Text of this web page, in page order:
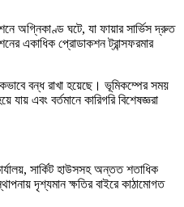
অগ্নিকাণ্ড ঘটে, যা ফায়ার সার্ভিস দ্রুত
একাধিক প্রোডাকশন ট্রান্সফরমার
বন্ধ রাখা হয়েছে। ভূমিকম্পের সময়
এবং বর্তমানে কারিগরি বিশেষজ্ঞরা
সার্কিট হাউসসহ অন্তত শতাধিক
দৃশ্যমান ক্ষতির বাইরে কাঠামোগত